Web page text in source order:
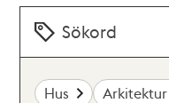
Sökord
Hus Arkitektur